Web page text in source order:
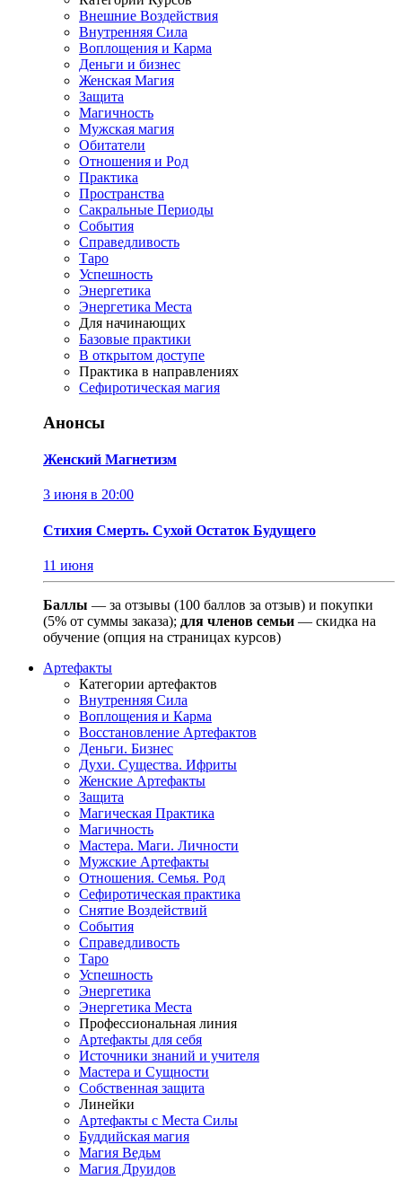
Внешние Воздействия
Внутренняя Сила
Воплощения и Карма
Деньги и бизнес
Женская Магия
Защита
Магичность
Мужская магия
Обитатели
Отношения и Род
Практика
Пространства
Сакральные Периоды
События
Справедливость
Таро
Успешность
Энергетика
Энергетика Места
Для начинающих
Базовые практики
В открытом доступе
Практика в направлениях
Сефиротическая магия
Анонсы
Женский Магнетизм
3 июня в 20:00
Стихия Смерть. Сухой Остаток Будущего
11 июня
Баллы — за отзывы (100 баллов за отзыв) и покупки
(5% от суммы заказа); для членов семьи — скидка на
обучение (опция на страницах курсов)
Артефакты
Категории артефактов
Внутренняя Сила
Воплощения и Карма
Восстановление Артефактов
Деньги. Бизнес
Духи. Существа. Ифриты
Женские Артефакты
Защита
Магическая Практика
Магичность
Мастера. Маги. Личности
Мужские Артефакты
Отношения. Семья. Род
Сефиротическая практика
Снятие Воздействий
События
Справедливость
Таро
Успешность
Энергетика
Энергетика Места
Профессиональная линия
Артефакты для себя
Источники знаний и учителя
Мастера и Сущности
Собственная защита
Линейки
Артефакты с Места Силы
Буддийская магия
Магия Ведьм
Магия Друидов